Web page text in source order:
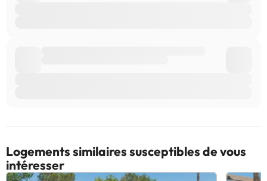
Logements similaires susceptibles de vous
intéresser